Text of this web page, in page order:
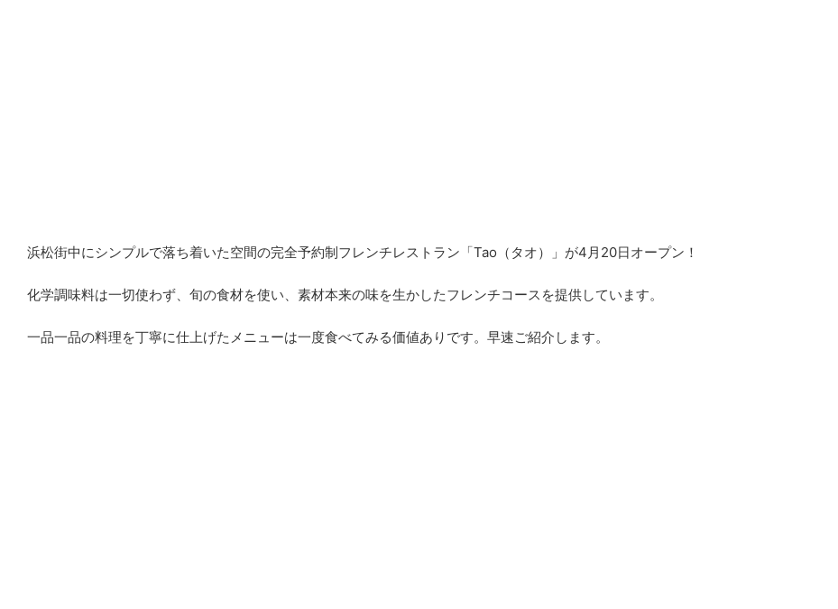
浜松街中にシンプルで落ち着いた空間の完全予約制フレンチレストラン「Tao（タオ）」が4月20日オープン！
化学調味料は一切使わず、旬の食材を使い、素材本来の味を生かしたフレンチコースを提供しています。
一品一品の料理を丁寧に仕上げたメニューは一度食べてみる価値ありです。早速ご紹介します。